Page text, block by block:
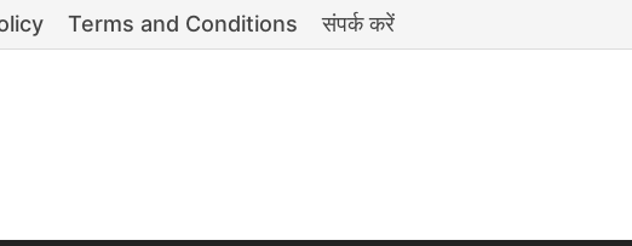
Terms and Conditions संपर्क करें